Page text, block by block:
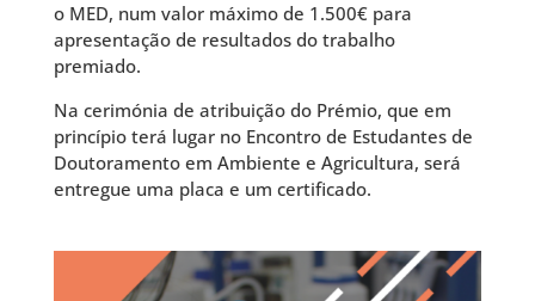
o MED, num valor máximo de 1.500€ para
apresentação de resultados do trabalho
premiado.
Na cerimónia de atribuição do Prémio, que em
princípio terá lugar no Encontro de Estudantes de
Doutoramento em Ambiente e Agricultura, será
entregue uma placa e um certificado.